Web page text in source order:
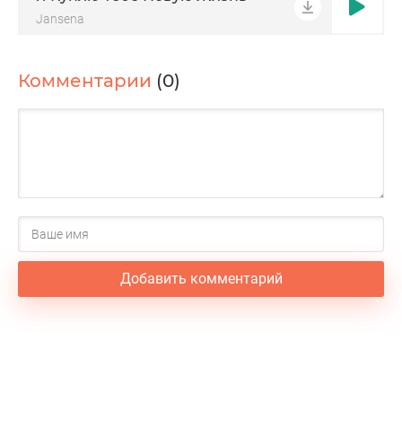
Jansena
Комментарии (0)
Добавить комментарий